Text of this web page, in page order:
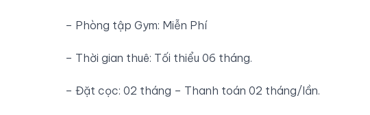
– Phòng tập Gym: Miễn Phí
– Thời gian thuê: Tối thiểu 06 tháng.
– Đặt cọc: 02 tháng – Thanh toán 02 tháng/lần.